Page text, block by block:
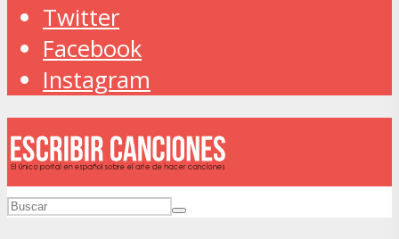
Twitter
Facebook
Instagram